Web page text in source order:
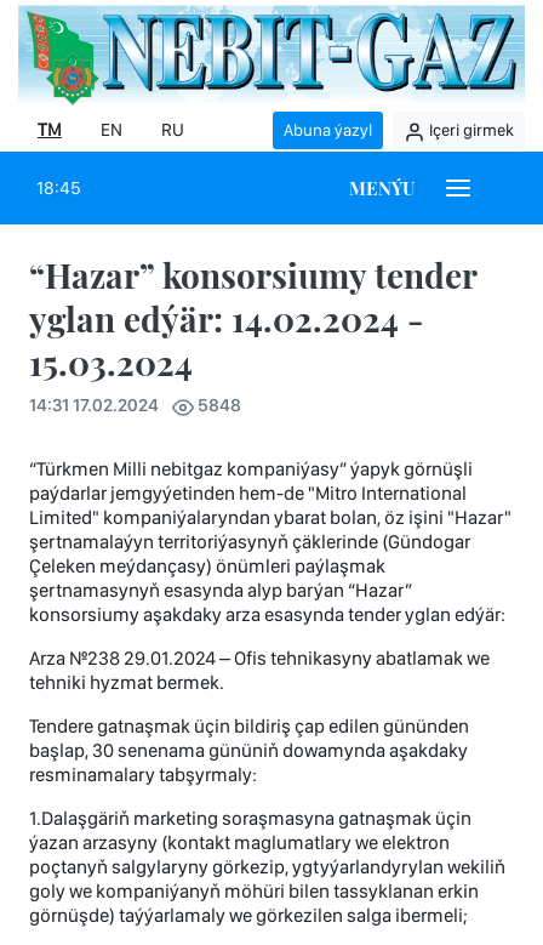
TM EN RU Abuna ýazyl Içeri girmek
18:45 MENÝU
“Hazar” konsorsiumy tender
yglan edýär: 14.02.2024 -
15.03.2024
14:31 17.02.2024 5848
“Türkmen Milli nebitgaz kompaniýasy” ýapyk görnüşli
paýdarlar jemgyýetinden hem-de "Mitro International
Limited" kompaniýalaryndan ybarat bolan, öz işini "Hazar"
şertnamalaýyn territoriýasynyň çäklerinde (Gündogar
Çeleken meýdançasy) önümleri paýlaşmak
şertnamasynyň esasynda alyp barýan “Hazar”
konsorsiumy aşakdaky arza esasynda tender yglan edýär:
Arza №238 29.01.2024 – Ofis tehnikasyny abatlamak we
tehniki hyzmat bermek.
Tendere gatnaşmak üçin bildiriş çap edilen gününden
başlap, 30 senenama gününiň dowamynda aşakdaky
resminamalary tabşyrmaly:
1.Dalaşgäriň marketing soraşmasyna gatnaşmak üçin
ýazan arzasyny (kontakt maglumatlary we elektron
poçtanyň salgylaryny görkezip, ygtyýarlandyrylan wekiliň
goly we kompaniýanyň möhüri bilen tassyklanan erkin
görnüşde) taýýarlamaly we görkezilen salga ibermeli;